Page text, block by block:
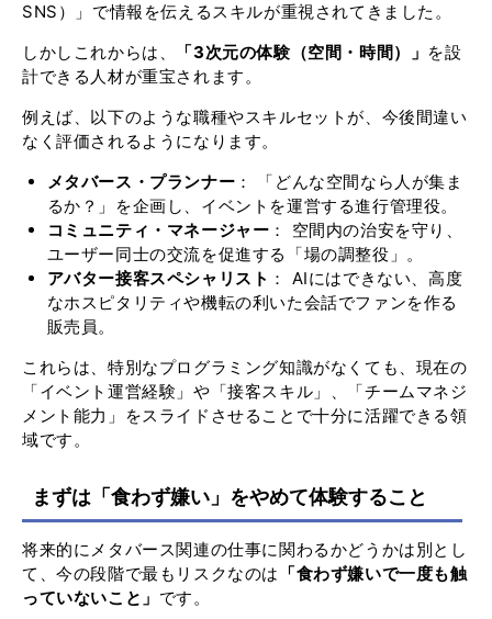
SNS）」で情報を伝えるスキルが重視されてきました。
しかしこれからは、
「3次元の体験（空間・時間）」 を設
計できる人材が重宝されます。
例えば、以下のような職種やスキルセットが、今後間違い
なく評価されるようになります。
メタバース・プランナー ： 「どんな空間なら人が集ま
るか？」を企画し、イベントを運営する進行管理役。
コミュニティ・マネージャー ： 空間内の治安を守り、
ユーザー同士の交流を促進する「場の調整役」。
アバター接客スペシャリスト ： AIにはできない、高度
なホスピタリティや機転の利いた会話でファンを作る
販売員。
これらは、特別なプログラミング知識がなくても、現在の
「イベント運営経験」や「接客スキル」、「チームマネジ
メント能力」をスライドさせることで十分に活躍できる領
域です。
まずは「食わず嫌い」をやめて体験すること
将来的にメタバース関連の仕事に関わるかどうかは別とし
て、今の段階で最もリスクなのは 「食わず嫌いで一度も触
っていないこと」 です。